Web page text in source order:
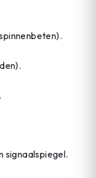
signaalspiegel.